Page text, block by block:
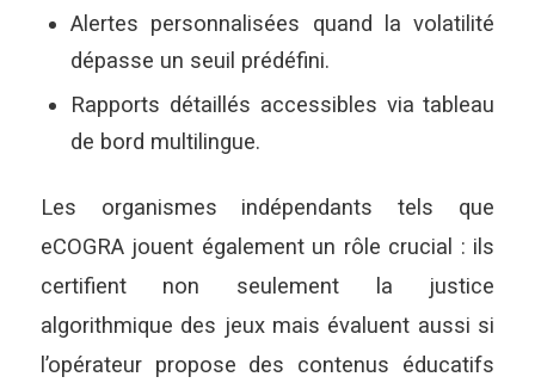
Alertes personnalisées quand la volatilité
dépasse un seuil prédéfini.
Rapports détaillés accessibles via tableau
de bord multilingue.
Les organismes indépendants tels que
eCOGRA jouent également un rôle crucial : ils
certifient non seulement la justice
algorithmique des jeux mais évaluent aussi si
l’opérateur propose des contenus éducatifs